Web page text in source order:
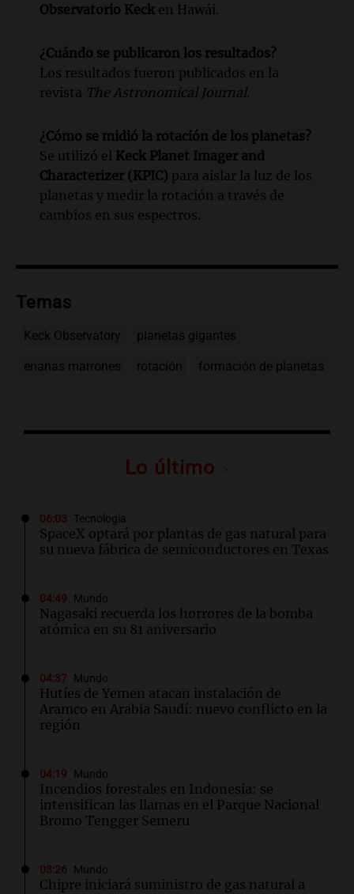
Observatorio Keck en Hawái.
¿Cuándo se publicaron los resultados?
Los resultados fueron publicados en la
revista The Astronomical Journal.
¿Cómo se midió la rotación de los planetas?
Se utilizó el Keck Planet Imager and
Characterizer (KPIC) para aislar la luz de los
planetas y medir la rotación a través de
cambios en sus espectros.
Temas
Keck Observatory planetas gigantes
enanas marrones rotación formación de planetas
Lo último
06:03 Tecnología
SpaceX optará por plantas de gas natural para
su nueva fábrica de semiconductores en Texas
04:49 Mundo
Nagasaki recuerda los horrores de la bomba
atómica en su 81 aniversario
04:37 Mundo
Hutíes de Yemen atacan instalación de
Aramco en Arabia Saudí: nuevo conflicto en la
región
04:19 Mundo
Incendios forestales en Indonesia: se
intensifican las llamas en el Parque Nacional
Bromo Tengger Semeru
03:26 Mundo
Chipre iniciará suministro de gas natural a